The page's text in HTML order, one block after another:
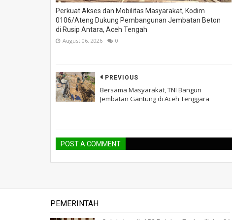
Perkuat Akses dan Mobilitas Masyarakat, Kodim
0106/Ateng Dukung Pembangunan Jembatan Beton
di Rusip Antara, Aceh Tengah
August 06, 2026 0
PREVIOUS
Bersama Masyarakat, TNI Bangun
Jembatan Gantung di Aceh Tenggara
POST A COMMENT
PEMERINTAH